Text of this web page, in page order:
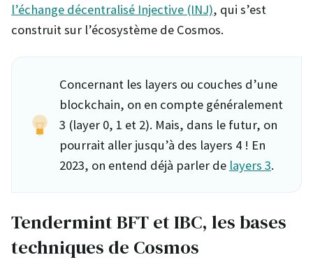
l’échange décentralisé Injective (INJ), qui s’est
construit sur l’écosystème de Cosmos.
Concernant les layers ou couches d’une
blockchain, on en compte généralement
3 (layer 0, 1 et 2). Mais, dans le futur, on
pourrait aller jusqu’à des layers 4 ! En
2023, on entend déjà parler de layers 3.
Tendermint BFT et IBC, les bases
techniques de Cosmos